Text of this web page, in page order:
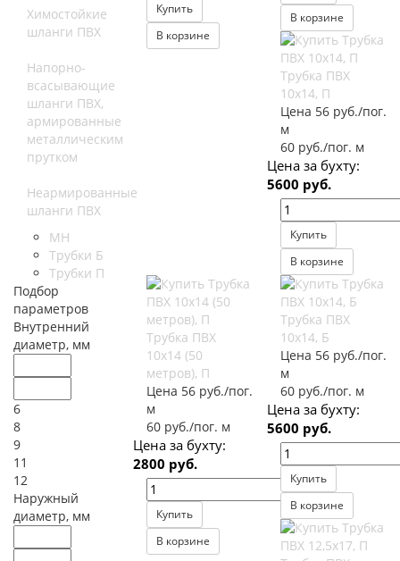
Химостойкие
шланги ПВХ
Напорно-
всасывающие
шланги ПВХ,
армированные
металлическим
прутком
Неармированные
шланги ПВХ
МН
Трубки Б
Трубки П
Подбор
параметров
Внутренний
диаметр, мм
6
8
9
11
12
Наружный
диаметр, мм
Купить
В корзине
В корзине
Трубка ПВХ
10х14, П
Цена 56 руб./пог.
м
60 руб./пог. м
Цена за бухту:
5600 руб.
Купить
В корзине
Трубка ПВХ
10х14 (50
метров), П
Цена 56 руб./пог.
м
60 руб./пог. м
Цена за бухту:
2800 руб.
Купить
В корзине
Трубка ПВХ
10х14, Б
Цена 56 руб./пог.
м
60 руб./пог. м
Цена за бухту:
5600 руб.
Купить
В корзине